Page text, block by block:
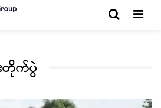
တိုက်ပွဲ